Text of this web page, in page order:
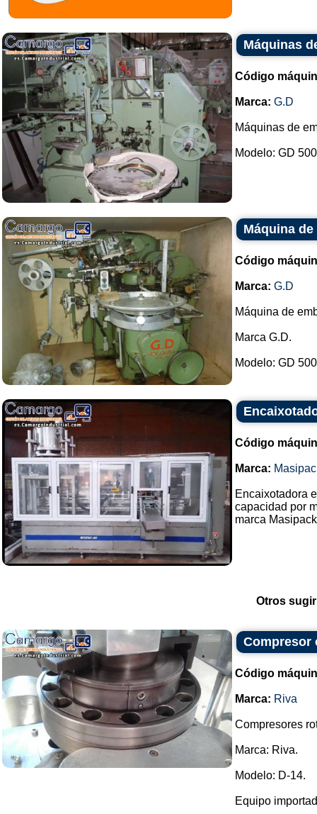
Máquinas
Código
Marca: G.D
Máquinas de
Modelo: GD
Máquina
Código
Marca: G.D
Máquina de
Marca G.D.
Modelo: GD
Código
Marca:
Encaixotadora
capacidad por
marca
Otros
Compresor
Código
Marca: Riva
Compresores
Marca: Riva.
Modelo: D-14.
Equipo